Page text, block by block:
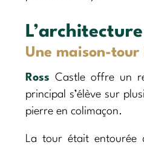
Une maison-
Ross Castle offre un
principal s’élève sur
pierre en colimaçon.
La tour était entourée